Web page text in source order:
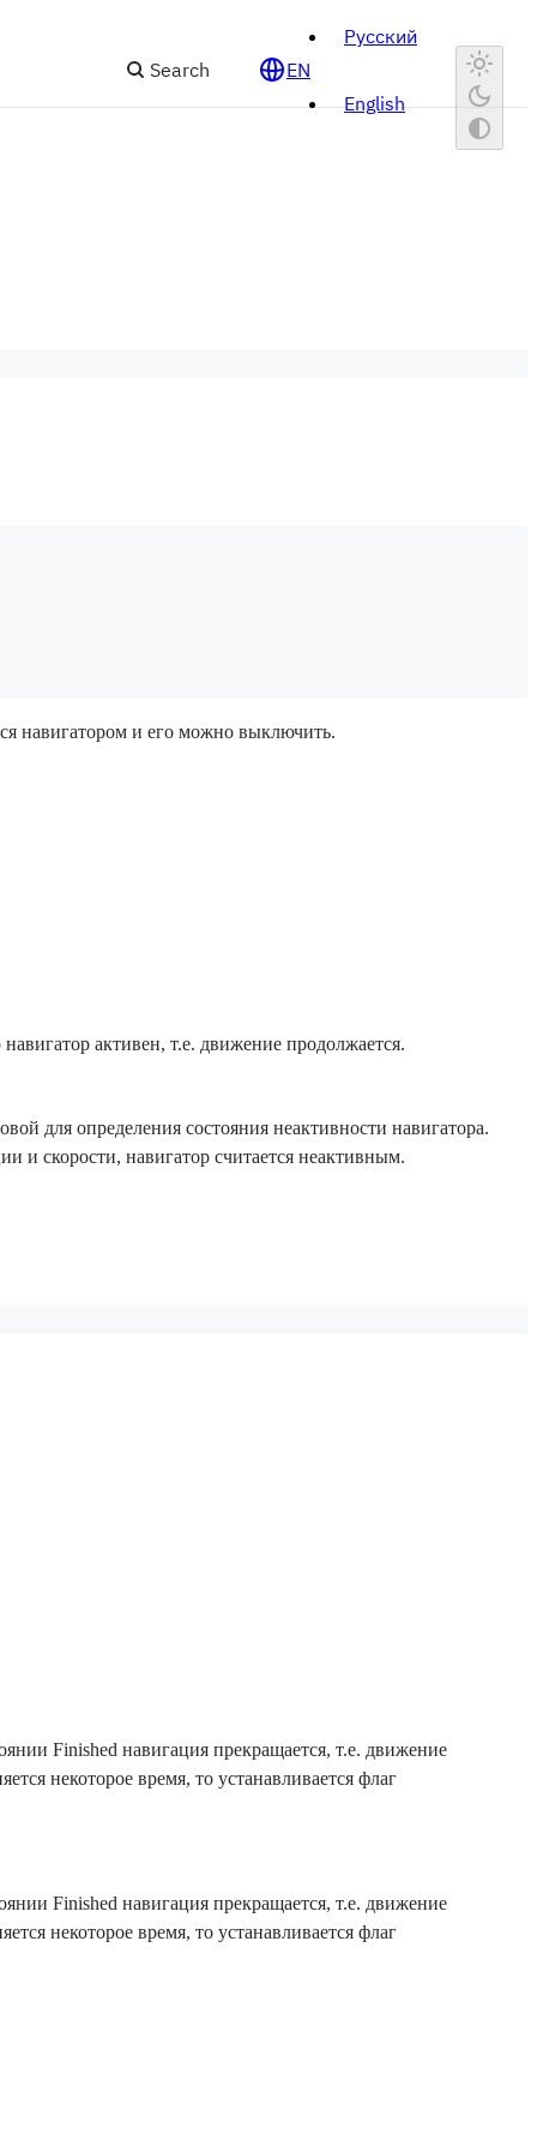
Search EN
Русский
English
навигатором и его можно выключить.
активен, т.е. движение продолжается.
для определения состояния неактивности навигатора.
и скорости, навигатор считается неактивным.
Finished навигация прекращается, т.е. движение
некоторое время, то устанавливается флаг
Finished навигация прекращается, т.е. движение
некоторое время, то устанавливается флаг